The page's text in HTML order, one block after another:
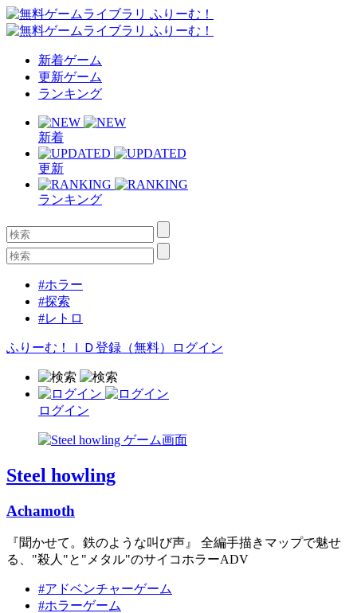
新着ゲーム
更新ゲーム
ランキング
新着
更新
ランキング
#ホラー
#探索
#レトロ
ふりーむ！ＩＤ登録（無料） ログイン
ログイン
Steel howling
Achamoth
『聞かせて。鉄のような叫び声』 全編手描きマップで魅せ
る、"殺人"と"メタル"のサイコホラーADV
#アドベンチャーゲーム
#ホラーゲーム